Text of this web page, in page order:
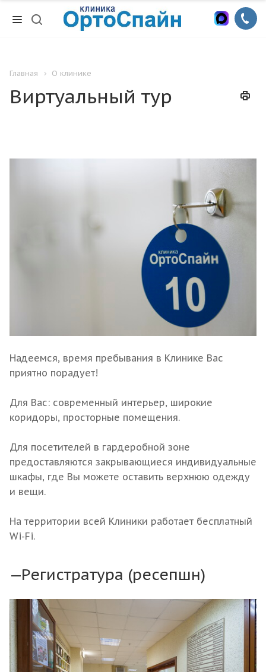
Главная О клинике
Виртуальный тур
Надеемся, время пребывания в Клинике Вас
приятно порадует!
Для Вас: современный интерьер, широкие
коридоры, просторные помещения.
Для посетителей в гардеробной зоне
предоставляются закрывающиеся индивидуальные
шкафы, где Вы можете оставить верхнюю одежду
и вещи.
На территории всей Клиники работает бесплатный
Wi-Fi.
Регистратура (ресепшн)